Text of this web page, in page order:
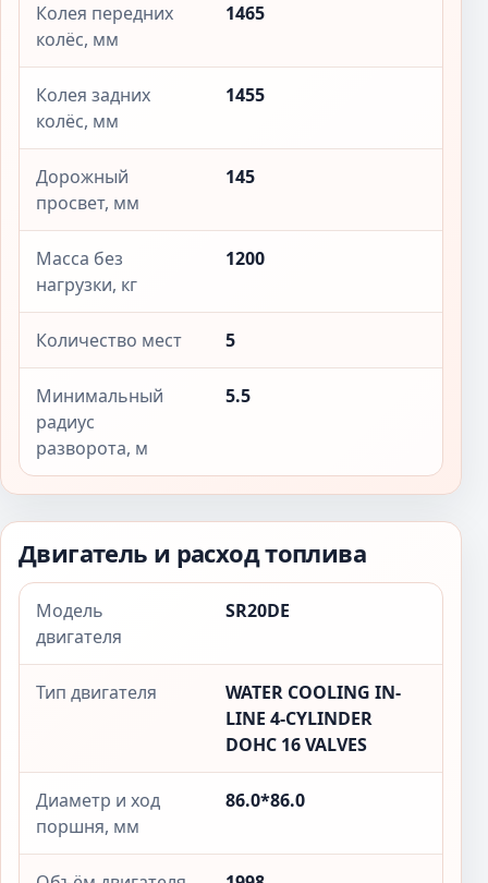
Колея передних
колёс, мм
1465
Колея задних
колёс, мм
1455
Дорожный
просвет, мм
145
Масса без
нагрузки, кг
1200
Количество мест 5
Минимальный
радиус
разворота, м
5.5
Двигатель и расход топлива
Модель
двигателя
SR20DE
Тип двигателя
WATER COOLING IN-
LINE 4-CYLINDER
DOHC 16 VALVES
Диаметр и ход
поршня, мм
86.0*86.0